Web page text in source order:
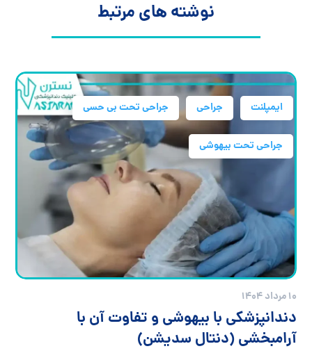
نوشته های مرتبط
ایمپلنت جراحی جراحی تحت بی حسی
جراحی تحت بیهوشی
۱۰ مرداد ۱۴۰۴
دندانپزشکی با بیهوشی و تفاوت آن با
آرامبخشی (دنتال سدیشن)